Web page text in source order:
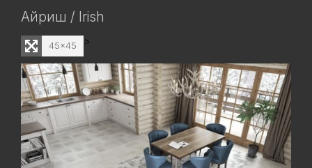
Айриш / Irish
>
45x45